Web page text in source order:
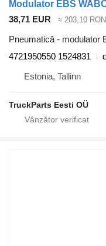
38,71 EUR ≈ 203,10 RON
Pneumatică - modulator
4721950550 1524831
Estonia, Tallinn
TruckParts Eesti OÜ